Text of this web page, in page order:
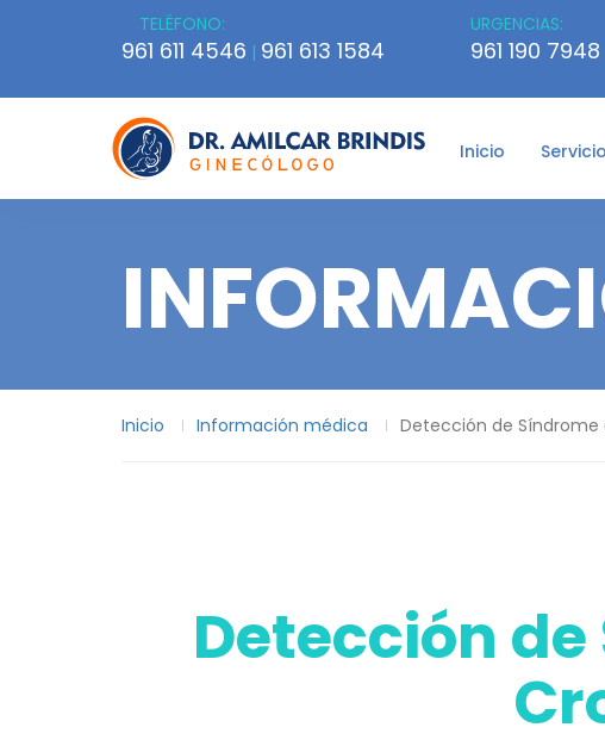
TELÉFONO:
961 611 4546 | 961 613 1584
URGENCIAS:
961 190 7948
Inicio
Inicio Información médica Detección de
Detección